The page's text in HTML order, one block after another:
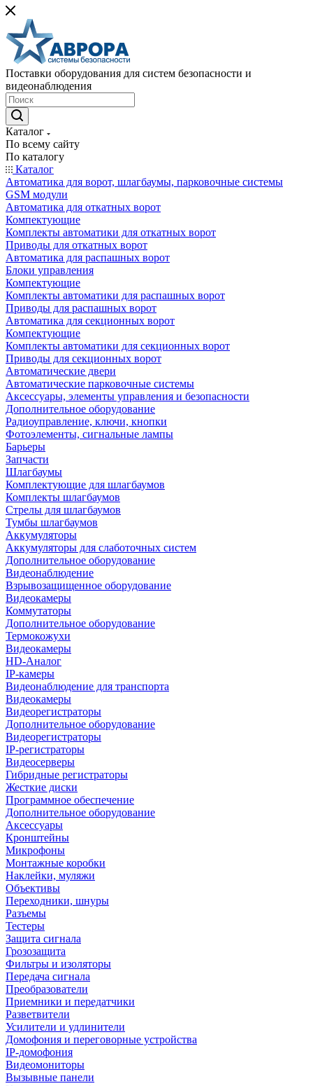
Поставки оборудования для систем безопасности и
видеонаблюдения
Каталог
По всему сайту
По каталогу
Каталог
Автоматика для ворот, шлагбаумы, парковочные системы
GSM модули
Автоматика для откатных ворот
Компектующие
Комплекты автоматики для откатных ворот
Приводы для откатных ворот
Автоматика для распашных ворот
Блоки управления
Компектующие
Комплекты автоматики для распашных ворот
Приводы для распашных ворот
Автоматика для секционных ворот
Компектующие
Комплекты автоматики для секционных ворот
Приводы для секционных ворот
Автоматические двери
Автоматические парковочные системы
Аксессуары, элементы управления и безопасности
Дополнительное оборудование
Радиоуправление, ключи, кнопки
Фотоэлементы, сигнальные лампы
Барьеры
Запчасти
Шлагбаумы
Комплектующие для шлагбаумов
Комплекты шлагбаумов
Стрелы для шлагбаумов
Тумбы шлагбаумов
Аккумуляторы
Аккумуляторы для слаботочных систем
Дополнительное оборудование
Видеонаблюдение
Взрывозащищенное оборудование
Видеокамеры
Коммутаторы
Дополнительное оборудование
Термокожухи
Видеокамеры
HD-Аналог
IP-камеры
Видеонаблюдение для транспорта
Видеокамеры
Видеорегистраторы
Дополнительное оборудование
Видеорегистраторы
IP-регистраторы
Видеосерверы
Гибридные регистраторы
Жесткие диски
Программное обеспечение
Дополнительное оборудование
Аксессуары
Кронштейны
Микрофоны
Монтажные коробки
Наклейки, муляжи
Объективы
Переходники, шнуры
Разъемы
Тестеры
Защита сигнала
Грозозащита
Фильтры и изоляторы
Передача сигнала
Преобразователи
Приемники и передатчики
Разветвители
Усилители и удлинители
Домофония и переговорные устройства
IP-домофония
Видеомониторы
Вызывные панели